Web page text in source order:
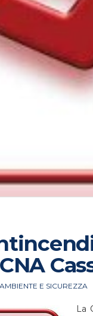
AMBIENTE E SICUREZZA
La